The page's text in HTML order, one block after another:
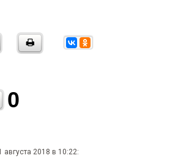
0
августа 2018 в 10:22: